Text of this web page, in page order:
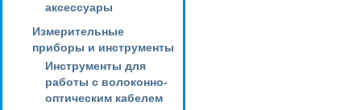
аксессуары
Измерительные
приборы и инструменты
Инструменты для
работы с волоконно-
оптическим кабелем